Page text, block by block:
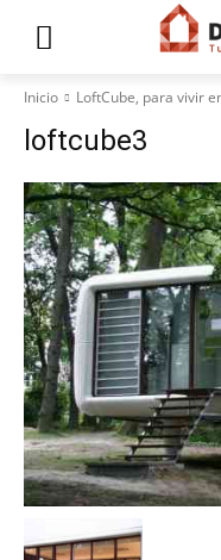
Inicio LoftCube, para vivir
loftcube3